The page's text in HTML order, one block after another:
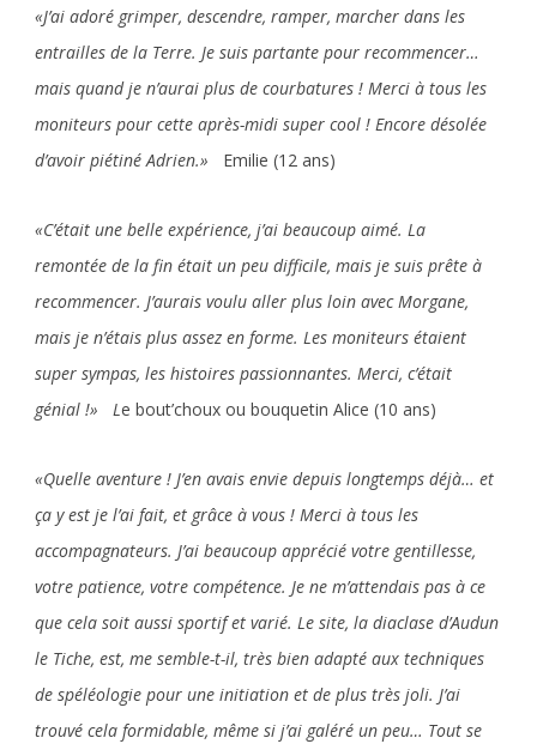
«J’ai adoré grimper, descendre, ramper, marcher dans les
entrailles de la Terre. Je suis partante pour recommencer…
mais quand je n’aurai plus de courbatures ! Merci à tous les
moniteurs pour cette après-midi super cool ! Encore désolée
d’avoir piétiné Adrien.» Emilie (12 ans)
«C’était une belle expérience, j’ai beaucoup aimé. La
remontée de la fin était un peu difficile, mais je suis prête à
recommencer. J’aurais voulu aller plus loin avec Morgane,
mais je n’étais plus assez en forme. Les moniteurs étaient
super sympas, les histoires passionnantes. Merci, c’était
génial !» Le bout’choux ou bouquetin Alice (10 ans)
«Quelle aventure ! J’en avais envie depuis longtemps déjà… et
ça y est je l’ai fait, et grâce à vous ! Merci à tous les
accompagnateurs. J’ai beaucoup apprécié votre gentillesse,
votre patience, votre compétence. Je ne m’attendais pas à ce
que cela soit aussi sportif et varié. Le site, la diaclase d’Audun
le Tiche, est, me semble-t-il, très bien adapté aux techniques
de spéléologie pour une initiation et de plus très joli. J’ai
trouvé cela formidable, même si j’ai galéré un peu… Tout se